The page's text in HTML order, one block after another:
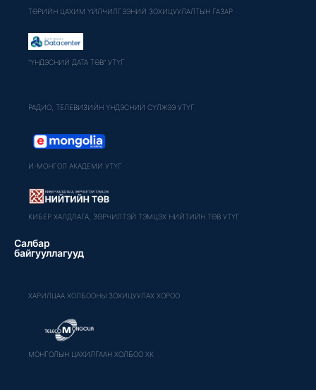
ТӨРИЙН ЦАХИМ ҮЙЛЧИЛГЭЭНИЙ ЗОХИЦУУЛАЛТЫН ГАЗАР
"ҮНДЭСНИЙ ДАТА ТӨВ" УТҮГ
РАДИО, ТЕЛЕВИЗИЙН ҮНДЭСНИЙ СҮЛЖЭЭ УТҮГ
И-МОНГОЛ АКАДЕМИ УТҮГ
КИБЕР ХАЛДЛАГА, ЗӨРЧИЛТЭЙ ТЭМЦЭХ НИЙТИЙН ТӨВ УТҮГ
Салбар
байгууллагууд
ХАРИЛЦАА ХОЛБООНЫ ЗОХИЦУУЛАХ ХОРОО
МОНГОЛЫН ЦАХИЛГААН ХОЛБОО ХК